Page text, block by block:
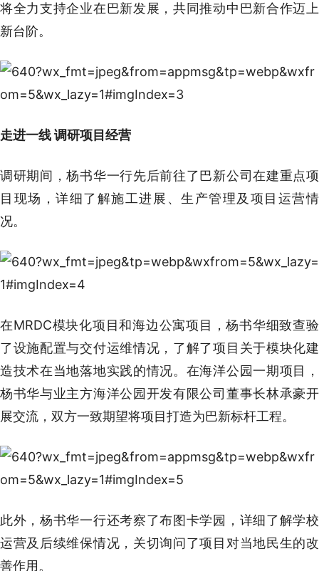
将全力支持企业在巴新发展，共同推动中巴新合作迈上
新台阶。
走进一线 调研项目经营
调研期间，杨书华一行先后前往了巴新公司在建重点项
目现场，详细了解施工进展、生产管理及项目运营情
况。
在MRDC模块化项目和海边公寓项目，杨书华细致查验
了设施配置与交付运维情况，了解了项目关于模块化建
造技术在当地落地实践的情况。在海洋公园一期项目，
杨书华与业主方海洋公园开发有限公司董事长林承豪开
展交流，双方一致期望将项目打造为巴新标杆工程。
此外，杨书华一行还考察了布图卡学园，详细了解学校
运营及后续维保情况，关切询问了项目对当地民生的改
善作用。